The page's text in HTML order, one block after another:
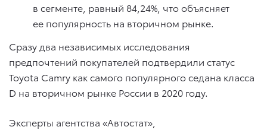
в сегменте, равный 84,24%, что объясняет
ее популярность на вторичном рынке.
Сразу два независимых исследования
предпочтений покупателей подтвердили статус
Toyota Camry как самого популярного седана класса
D на вторичном рынке России в 2020 году.
Эксперты агентства «Автостат»,